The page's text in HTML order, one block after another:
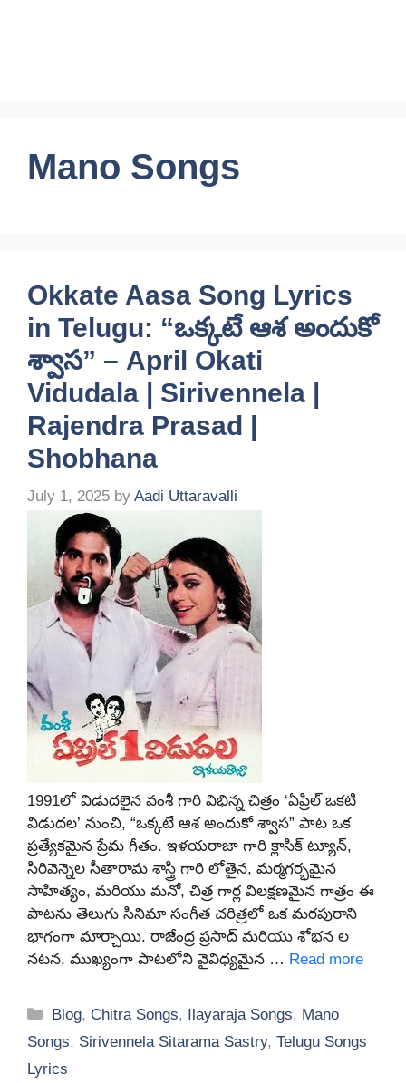
Mano Songs
Okkate Aasa Song Lyrics
in Telugu: “ఒక్కటే ఆశ అందుకో
శ్వాస” – April Okati
Vidudala | Sirivennela |
Rajendra Prasad |
Shobhana
July 1, 2025 by Aadi Uttaravalli
1991లో విడుదలైన వంశీ గారి విభిన్న చిత్రం ‘ఏప్రిల్ ఒకటి
విడుదల’ నుంచి, “ఒక్కటే ఆశ అందుకో శ్వాస” పాట ఒక
ప్రత్యేకమైన ప్రేమ గీతం. ఇళయరాజా గారి క్లాసిక్ ట్యూన్,
సిరివెన్నెల సీతారామ శాస్త్రి గారి లోతైన, మర్మగర్భమైన
సాహిత్యం, మరియు మనో, చిత్ర గార్ల విలక్షణమైన గాత్రం ఈ
పాటను తెలుగు సినిమా సంగీత చరిత్రలో ఒక మరపురాని
భాగంగా మార్చాయి. రాజేంద్ర ప్రసాద్ మరియు శోభన ల
నటన, ముఖ్యంగా పాటలోని వైవిధ్యమైన … Read more
Categories
Blog, Chitra Songs, Ilayaraja Songs, Mano
Songs, Sirivennela Sitarama Sastry, Telugu Songs
Lyrics